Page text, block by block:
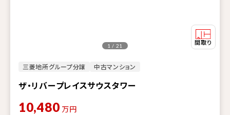
三菱地所グループ分譲 中古マンション
ザ・リバープレイスサウスタワー
1 / 21
10,480 万円